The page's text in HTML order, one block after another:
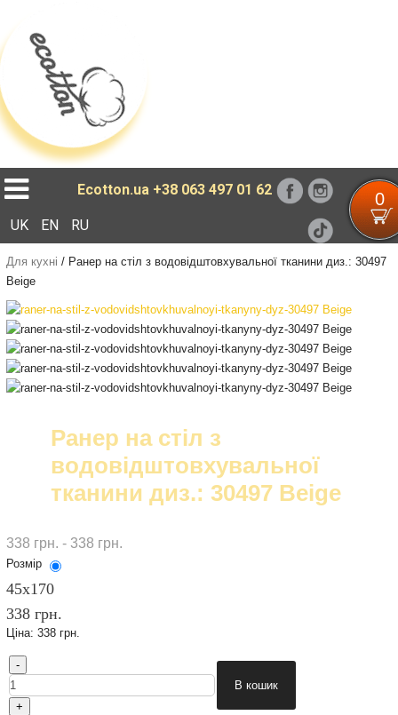
Ecotton.ua +38 063 497 01 62 0
UK EN RU
Для кухні / Ранер на стіл з водовідштовхувальної тканини диз.: 30497
Beige
Ранер на стіл з
водовідштовхувальної
тканини диз.: 30497 Beige
338 грн. - 338 грн.
Розмір
45х170
338 грн.
Ціна: 338 грн.